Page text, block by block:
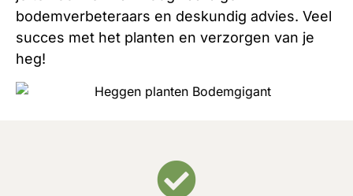
bodemverbeteraars en deskundig advies. Veel
succes met het planten en verzorgen van je
heg!